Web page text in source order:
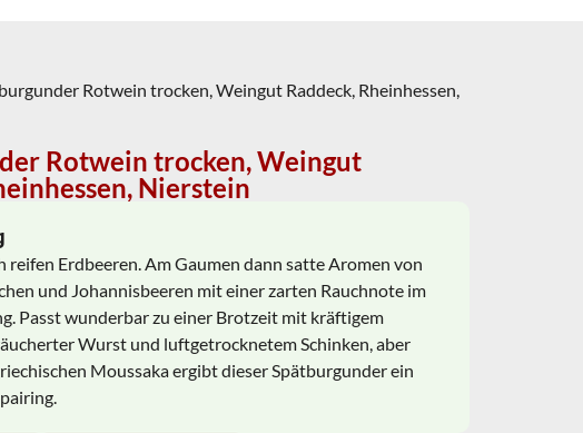
Rotwein trocken, Weingut Raddeck, Rheinhessen,
Rotwein trocken, Weingut
Nierstein
reifen Erdbeeren. Am Gaumen dann satte Aromen von
und Johannisbeeren mit einer zarten Rauchnote im
Passt wunderbar zu einer Brotzeit mit kräftigem
Wurst und luftgetrocknetem Schinken, aber
Moussaka ergibt dieser Spätburgunder ein